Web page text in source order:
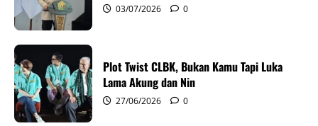
03/07/2026 0
Plot Twist CLBK, Bukan Kamu Tapi Luka
Lama Akung dan Nin
27/06/2026 0